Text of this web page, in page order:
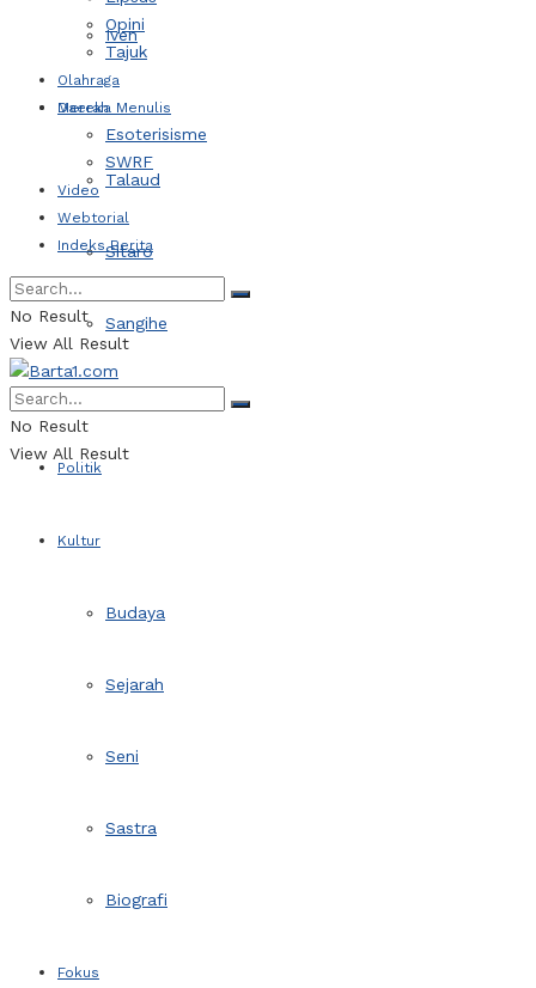
Iven
Daerah
Talaud
Sitaro
Sangihe
Politik
Kultur
Budaya
Sejarah
Seni
Sastra
Biografi
Fokus
Opini
Tajuk
Olahraga
Mereka Menulis
Esoterisisme
SWRF
Video
Webtorial
Indeks Berita
No Result
View All Result
No Result
View All Result